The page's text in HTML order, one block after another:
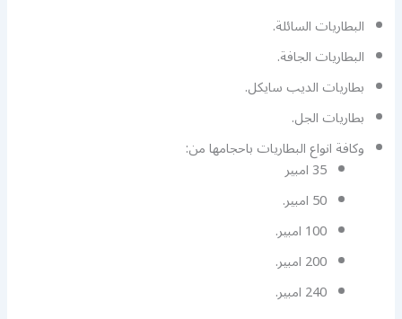
البطاريات السائلة.
البطاريات الجافة.
بطاريات الديب سايكل.
بطاريات الجل.
وكافة انواع البطاريات باحجامها من:
35 امبير
50 امبير.
100 امبير.
200 امبير.
240 امبير.